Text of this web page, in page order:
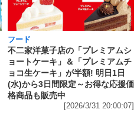
フード
不二家洋菓子店の「プレミアムシ
ョートケーキ」＆「プレミアムチ
ョコ生ケーキ」が半額! 明日1日
(水)から3日間限定～お得な応援価
格商品も販売中
[2026/3/31 20:00:07]